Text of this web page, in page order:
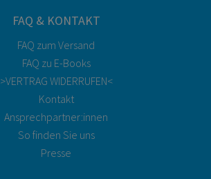
FAQ & KONTAKT
FAQ zum Versand
FAQ zu E-Books
>VERTRAG WIDERRUFEN<
Kontakt
Ansprechpartner:innen
So finden Sie uns
Presse